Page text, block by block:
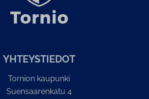
YH­TEYS­TIE­DOT
Tornion kaupunki
Suensaarenkatu 4